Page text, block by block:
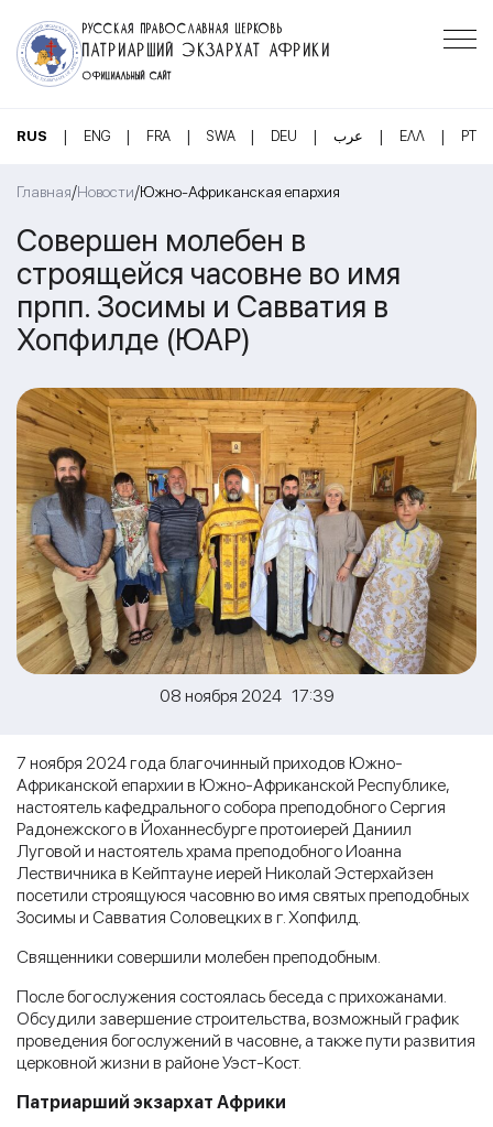
РУССКАЯ ПРАВОСЛАВНАЯ ЦЕРКОВЬ
ПАТРИАРШИЙ ЭКЗАРХАТ АФРИКИ
ОФИЦИАЛЬНЫЙ САЙТ
RUS | ENG | FRA | SWA | DEU | عرب | ΕΛΛ | PT
Главная/Новости/Южно-Африканская епархия
Совершен молебен в
строящейся часовне во имя
прпп. Зосимы и Савватия в
Хопфилде (ЮАР)
08 ноября 2024 17:39
7 ноября 2024 года благочинный приходов Южно-
Африканской епархии в Южно-Африканской Республике,
настоятель кафедрального собора преподобного Сергия
Радонежского в Йоханнесбурге протоиерей Даниил
Луговой и настоятель храма преподобного Иоанна
Лествичника в Кейптауне иерей Николай Эстерхайзен
посетили строящуюся часовню во имя святых преподобных
Зосимы и Савватия Соловецких в г. Хопфилд.
Священники совершили молебен преподобным.
После богослужения состоялась беседа с прихожанами.
Обсудили завершение строительства, возможный график
проведения богослужений в часовне, а также пути развития
церковной жизни в районе Уэст-Кост.
Патриарший экзархат Африки